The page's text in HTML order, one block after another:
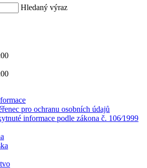
Hledaný výraz
pro ochranu osobních údajů
informace podle zákona č. 106⁄1999